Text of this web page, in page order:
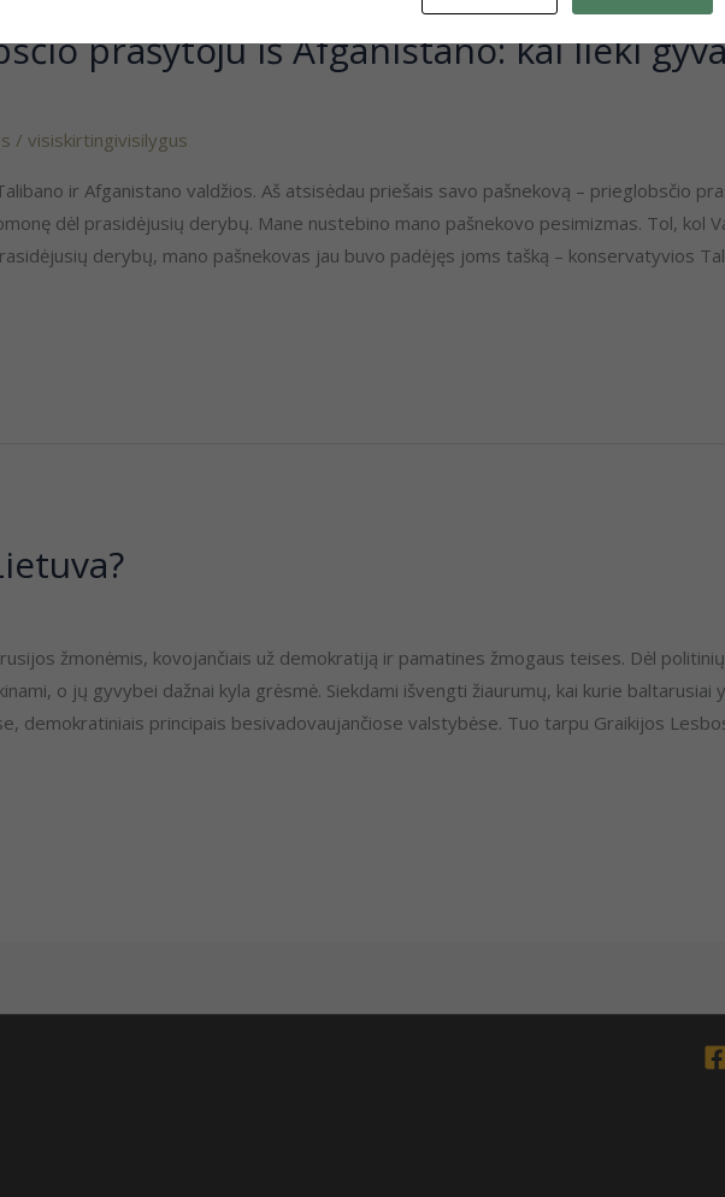
prašytoju iš Afganistano: kai lieki
/visiskirtingivisilygus
ir Afganistano valdžios. Aš atsisėdau priešais savo pašnekovą – prieglobsčio
dėl prasidėjusių derybų. Mane nustebino mano pašnekovo pesimizmas. Tol, kol
derybų, mano pašnekovas jau buvo padėjęs joms tašką – konservatyvios
žmonėmis, kovojančiais už demokratiją ir pamatines žmogaus teises. Dėl
o jų gyvybei dažnai kyla grėsmė. Siekdami išvengti žiaurumų, kai kurie
demokratiniais principais besivadovaujančiose valstybėse. Tuo tarpu Graikijos